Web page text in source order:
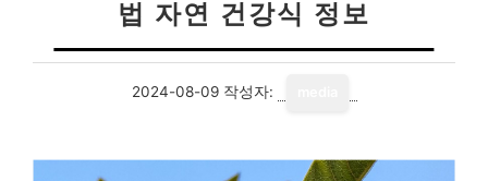
법 자연 건강식 정보
2024-08-09 작성자: